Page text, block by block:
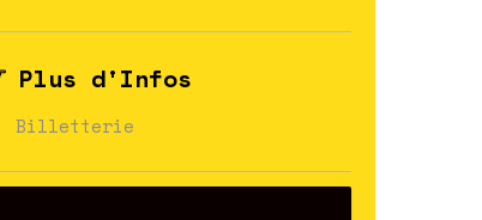
Plus d'Infos
Billetterie